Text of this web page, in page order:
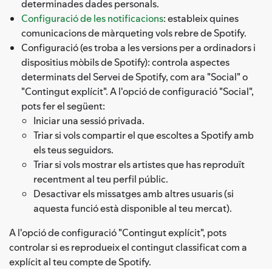
determinades dades personals.
Configuració de les notificacions: estableix quines
comunicacions de màrqueting vols rebre de Spotify.
Configuració (es troba a les versions per a ordinadors i
dispositius mòbils de Spotify): controla aspectes
determinats del Servei de Spotify, com ara "Social" o
"Contingut explícit". A l'opció de configuració "Social",
pots fer el següent:
Iniciar una sessió privada.
Triar si vols compartir el que escoltes a Spotify amb
els teus seguidors.
Triar si vols mostrar els artistes que has reproduït
recentment al teu perfil públic.
Desactivar els missatges amb altres usuaris (si
aquesta funció està disponible al teu mercat).
A l'opció de configuració "Contingut explícit", pots
controlar si es reprodueix el contingut classificat com a
explícit al teu compte de Spotify.